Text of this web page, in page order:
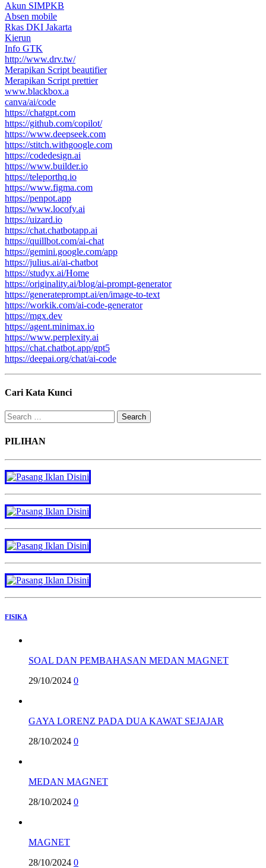
Akun SIMPKB
Absen mobile
Rkas DKI Jakarta
Kierun
Info GTK
http://www.drv.tw/
Merapikan Script beautifier
Merapikan Script prettier
www.blackbox.a
canva/ai/code
https://chatgpt.com
https://github.com/copilot/
https://www.deepseek.com
https://stitch.withgoogle.com
https://codedesign.ai
https://www.builder.io
https://teleporthq.io
https://www.figma.com
https://penpot.app
https://www.locofy.ai
https://uizard.io
https://chat.chatbotapp.ai
https://quillbot.com/ai-chat
https://gemini.google.com/app
https://julius.ai/ai-chatbot
https://studyx.ai/Home
https://originality.ai/blog/ai-prompt-generator
https://generateprompt.ai/en/image-to-text
https://workik.com/ai-code-generator
https://mgx.dev
https://agent.minimax.io
https://www.perplexity.ai
https://chat.chatbot.app/gpt5
https://deepai.org/chat/ai-code
Cari Kata Kunci
Search
for:
PILIHAN
FISIKA
SOAL DAN PEMBAHASAN MEDAN MAGNET
29/10/2024 0
GAYA LORENZ PADA DUA KAWAT SEJAJAR
28/10/2024 0
MEDAN MAGNET
28/10/2024 0
MAGNET
28/10/2024 0